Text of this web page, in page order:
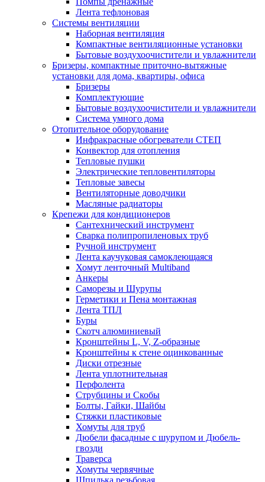
Лента тефлоновая
Системы вентиляции
Наборная вентиляция
Компактные вентиляционные установки
Бытовые воздухоочистители и увлажнители
Бризеры, компактные приточно-вытяжные
установки для дома, квартиры, офиса
Бризеры
Комплектующие
Бытовые воздухоочистители и увлажнители
Система умного дома
Отопительное оборудование
Инфракрасные обогреватели СТЕП
Конвектор для отопления
Тепловые пушки
Электрические тепловентиляторы
Тепловые завесы
Вентиляторные доводчики
Масляные радиаторы
Крепежи для кондиционеров
Сантехнический инструмент
Сварка полипропиленовых труб
Ручной инструмент
Лента каучуковая самоклеющаяся
Хомут ленточный Multiband
Анкеры
Саморезы и Шурупы
Герметики и Пена монтажная
Лента ТПЛ
Буры
Скотч алюминиевый
Кронштейны L, V, Z-образные
Кронштейны к стене оцинкованные
Диски отрезные
Лента уплотнительная
Перфолента
Струбцины и Скобы
Болты, Гайки, Шайбы
Стяжки пластиковые
Хомуты для труб
Дюбели фасадные с шурупом и Дюбель-
гвозди
Траверса
Хомуты червячные
Шпилька резьбовая